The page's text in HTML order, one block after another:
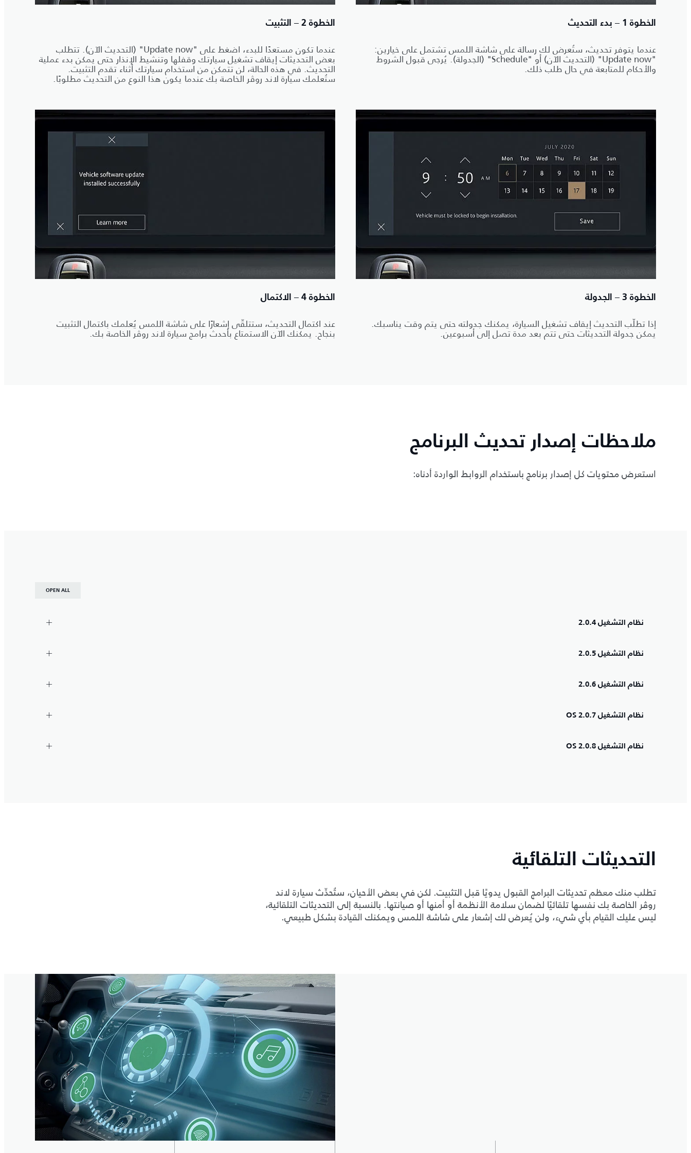
الخطوة 1 – بدء التحديث
عندما يتوفر تحديث، ستُعرض لك رسالة على شاشة اللمس تشتمل على خيارين:
"Update now" (التحديث الآن) أو "Schedule" (الجدولة). يُرجى قبول الشروط
والأحكام للمتابعة في حال طلب ذلك.
الخطوة 2 – التثبيت
عندما تكون مستعدًا للبدء، اضغط على "Update now" (التحديث الآن). تتطلب
بعض التحديثات إيقاف تشغيل سيارتك وقفلها وتنشيط الإنذار حتى يمكن بدء عملية
التحديث. في هذه الحالة، لن تتمكن من استخدام سيارتك أثناء تقدم التثبيت.
ستُعلمك سيارة لاند روڤر الخاصة بك عندما يكون هذا النوع من التحديث مطلوبًا.
الخطوة 3 – الجدولة
إذا تطلّب التحديث إيقاف تشغيل السيارة، يمكنك جدولته حتى يتم وقت يناسبك.
يمكن جدولة التحديثات حتى تتم بعد مدة تصل إلى أسبوعين.
الخطوة 4 – الاكتمال
عند اكتمال التحديث، ستتلقّى إشعارًا على شاشة اللمس يُعلمك باكتمال التثبيت
بنجاح. يمكنك الآن الاستمتاع بأحدث برامج سيارة لاند روڤر الخاصة بك.
ملاحظات إصدار تحديث البرنامج
استعرض محتويات كل إصدار برنامج باستخدام الروابط الواردة أدناه:
OPEN ALL
نظام التشغيل 2.0.4
نظام التشغيل 2.0.5
نظام التشغيل 2.0.6
نظام التشغيل OS 2.0.7
نظام التشغيل OS 2.0.8
التحديثات التلقائية
تطلب منك معظم تحديثات البرامج القبول يدويًا قبل التثبيت. لكن في بعض الأحيان، ستُحدِّث سيارة لاند
روڤر الخاصة بك نفسها تلقائيًا لضمان سلامة الأنظمة أو أمنها أو صيانتها. بالنسبة إلى التحديثات التلقائية،
ليس عليك القيام بأي شيء، ولن يُعرض لك إشعار على شاشة اللمس ويمكنك القيادة بشكل طبيعي.